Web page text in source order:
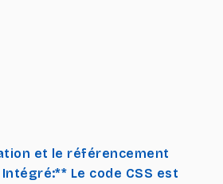
et le référencement
Intégré:** Le code CSS est